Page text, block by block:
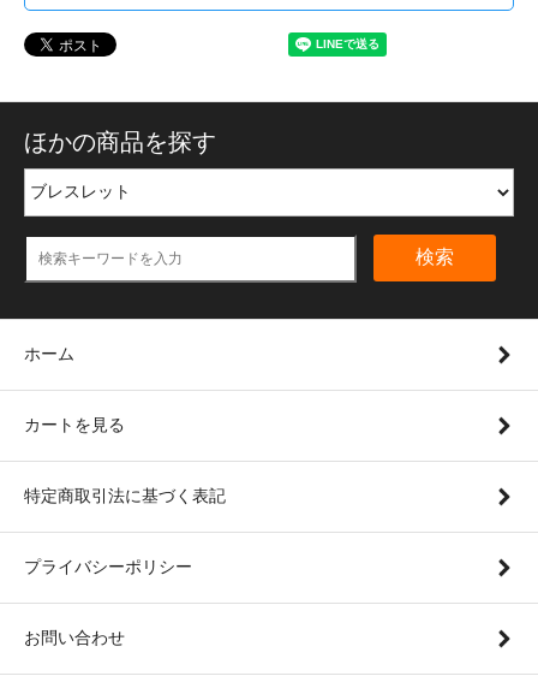
ほかの商品を探す
検索
ホーム
カートを見る
特定商取引法に基づく表記
プライバシーポリシー
お問い合わせ